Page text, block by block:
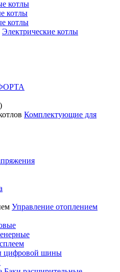
котлы
котлы
котлы
Электрические котлы
Комплектующие для
Управление отоплением
цифровой шины